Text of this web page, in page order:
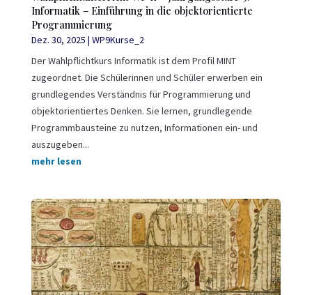
Informatik – Einführung in die objektorientierte
Programmierung
Dez. 30, 2025 | WP9Kurse_2
Der Wahlpflichtkurs Informatik ist dem Profil MINT
zugeordnet. Die Schülerinnen und Schüler erwerben ein
grundlegendes Verständnis für Programmierung und
objektorientiertes Denken. Sie lernen, grundlegende
Programmbausteine zu nutzen, Informationen ein- und
auszugeben...
mehr lesen